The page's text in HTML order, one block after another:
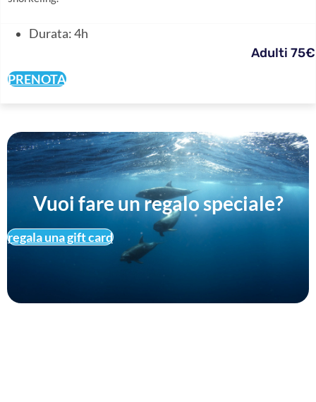
Durata: 4h
Adulti 75€
PRENOTA
Vuoi fare un regalo speciale?
regala una gift card